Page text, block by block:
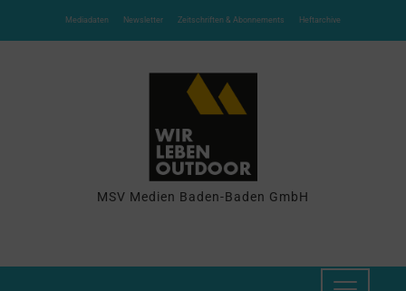
Mediadaten Newsletter Zeitschriften & Abonnements Heftarchive
MSV Medien Baden-Baden GmbH